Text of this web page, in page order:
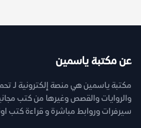
عن مكتبة ياسمين
مكتبة ياسمين هي منصة إلكترونية لـ
سيرفرات وروابط مباشرة و قراءة كتب